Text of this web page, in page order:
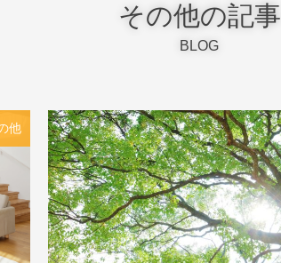
その他の記事
BLOG
他